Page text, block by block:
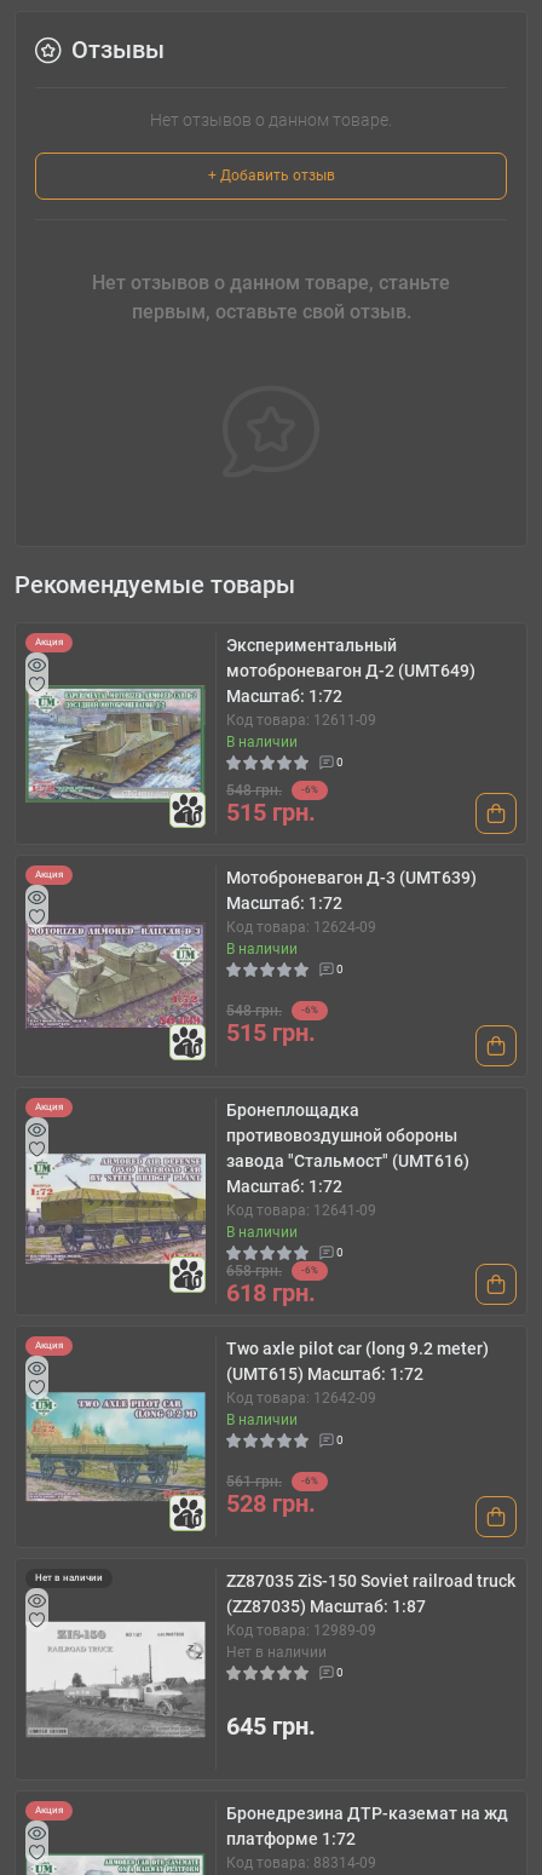
Отзывы
Нет отзывов о данном товаре.
+ Добавить отзыв
Нет отзывов о данном товаре, станьте
первым, оставьте свой отзыв.
Рекомендуемые товары
Акция
10
Экспериментальный
мотоброневагон Д-2 (UMT649)
Масштаб: 1:72
Код товара: 12611-09
В наличии
0
548 грн. -6%
515 грн.
Акция
10
Мотоброневагон Д-3 (UMT639)
Масштаб: 1:72
Код товара: 12624-09
В наличии
0
548 грн. -6%
515 грн.
Акция
10
Бронеплощадка
противовоздушной обороны
завода "Стальмост" (UMT616)
Масштаб: 1:72
Код товара: 12641-09
В наличии
0
658 грн. -6%
618 грн.
Акция
10
Two axle pilot car (long 9.2 meter)
(UMT615) Масштаб: 1:72
Код товара: 12642-09
В наличии
0
561 грн. -6%
528 грн.
Нет в наличии
ZZ87035 ZiS-150 Soviet railroad truck
(ZZ87035) Масштаб: 1:87
Код товара: 12989-09
Нет в наличии
0
645 грн.
Акция
Бронедрезина ДТР-каземат на жд
платформе 1:72
Код товара: 88314-09